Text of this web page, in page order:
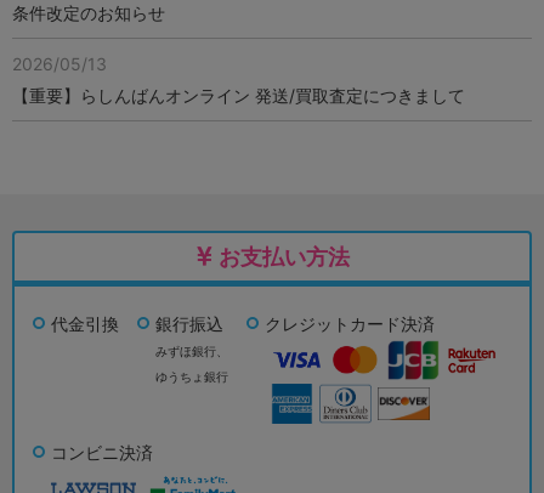
条件改定のお知らせ
2026/05/13
【重要】らしんばんオンライン 発送/買取査定につきまして
お支払い方法
代金引換 銀行振込
みずほ銀行、
ゆうちょ銀行
クレジットカード決済
コンビニ決済